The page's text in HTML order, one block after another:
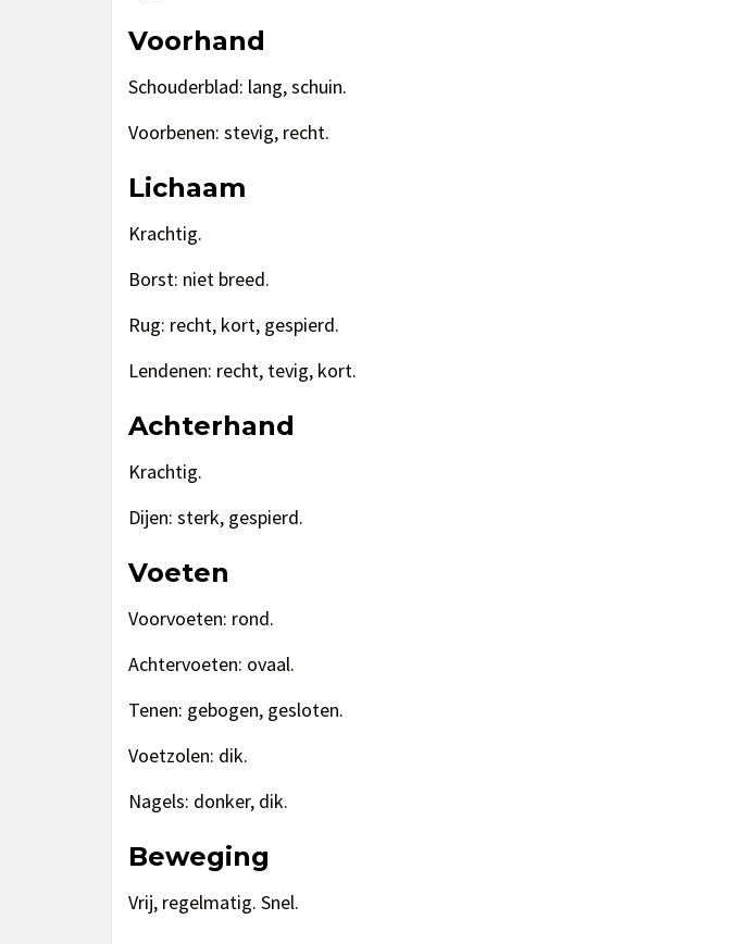
Voorhand
Schouderblad: lang, schuin.
Voorbenen: stevig, recht.
Lichaam
Krachtig.
Borst: niet breed.
Rug: recht, kort, gespierd.
Lendenen: recht, tevig, kort.
Achterhand
Krachtig.
Dijen: sterk, gespierd.
Voeten
Voorvoeten: rond.
Achtervoeten: ovaal.
Tenen: gebogen, gesloten.
Voetzolen: dik.
Nagels: donker, dik.
Beweging
Vrij, regelmatig. Snel.